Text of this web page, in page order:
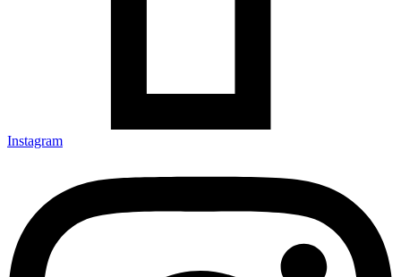
Instagram